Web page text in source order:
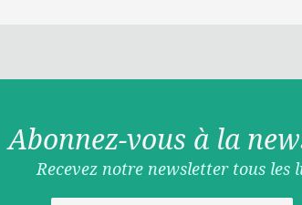
Abonnez-vous à la
Recevez notre newsletter tous les